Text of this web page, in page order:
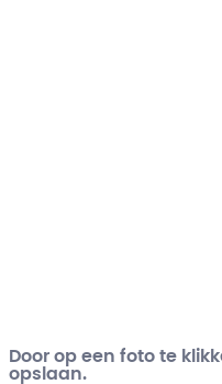
Door op een foto te
opslaan.